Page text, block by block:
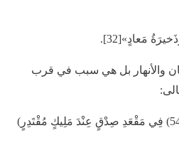
مَعادٍ»[32].
والأنهار بل هي سبب في قرب
(إِنَّ الْمُتَّقِينَ فِي جَنَّاتٍ وَنَهَرٍ (54) فِي مَقْعَدِ صِدْقٍ عِنْدَ مَلِيكٍ مُقْتَدِرٍ)